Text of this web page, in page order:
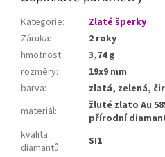
Kategorie:
Zlaté šperky
Záruka:
2 roky
hmotnost:
3,74 g
rozměry:
19x9 mm
barva:
zlatá, zelená,
materiál:
žluté zlato Au
přírodní
kvalita
diamantů:
SI1